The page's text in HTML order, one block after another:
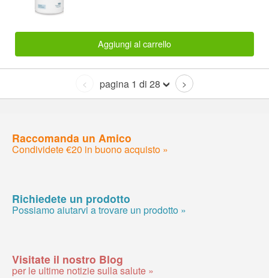
Aggiungi al carrello
< pagina 1 di 28 >
Raccomanda un Amico
Condividete €20 in buono acquisto »
Richiedete un prodotto
Possiamo aiutarvi a trovare un prodotto »
Visitate il nostro Blog
per le ultime notizie sulla salute »